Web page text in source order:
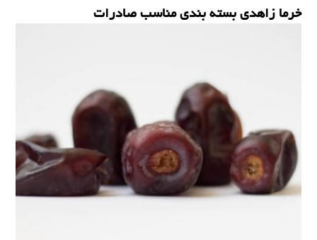
خرما زاهدی بسته بندی مناسب صادرات